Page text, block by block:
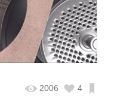
2006 4